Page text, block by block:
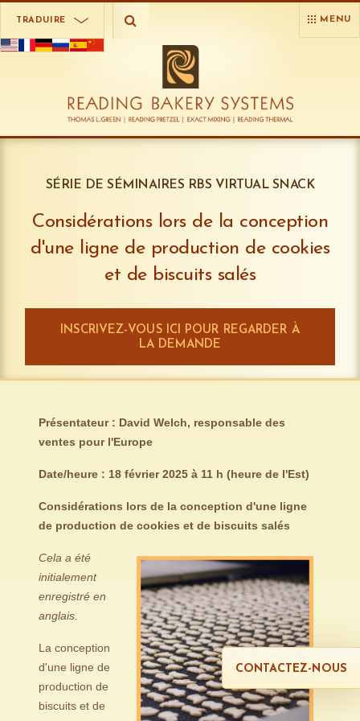
TRADUIRE MENU
SÉRIE DE SÉMINAIRES RBS VIRTUAL SNACK
Considérations lors de la conception
d'une ligne de production de cookies
et de biscuits salés
INSCRIVEZ-VOUS ICI POUR REGARDER À
LA DEMANDE
Présentateur : David Welch, responsable des
ventes pour l'Europe
Date/heure : 18 février 2025 à 11 h (heure de l'Est)
Considérations lors de la conception d'une ligne
de production de cookies et de biscuits salés
Cela a été
initialement
enregistré en
anglais.
La conception
d'une ligne de
production de
biscuits et de
CONTACTEZ-NOUS